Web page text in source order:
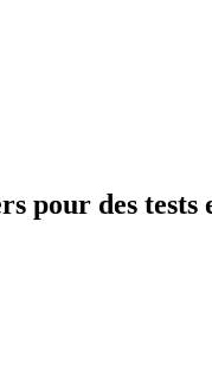
pour des tests